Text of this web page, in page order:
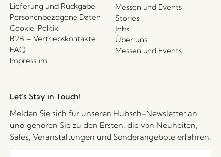
Lieferung und Rückgabe
Personenbezogene Daten
Cookie-Politik
B2B – Vertriebskontakte
FAQ
Impressum
Messen und Events
Stories
Jobs
Über uns
Messen und Events
Let's Stay in Touch!
Melden Sie sich für unseren Hübsch-Newsletter an
und gehören Sie zu den Ersten, die von Neuheiten,
Sales, Veranstaltungen und Sonderangebote erfahren.